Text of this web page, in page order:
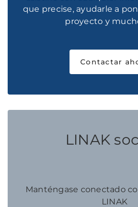
que precise, ayudarle a
proyecto y
Contactar
LINAK
Manténgase conectado
LINAK